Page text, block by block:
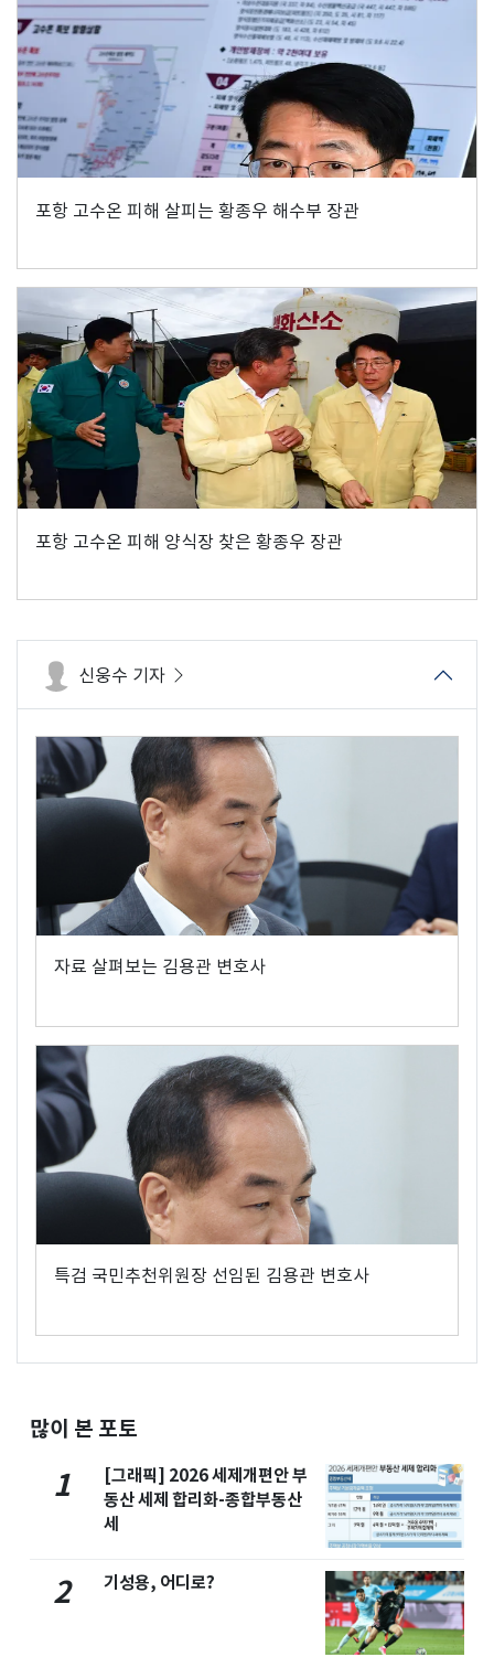
포항 고수온 피해 살피는 황종우 해수부 장관
포항 고수온 피해 양식장 찾은 황종우 장관
신웅수 기자
자료 살펴보는 김용관 변호사
특검 국민추천위원장 선임된 김용관 변호사
많이 본 포토
1
[그래픽] 2026 세제개편안 부
동산 세제 합리화-종합부동산
세
2 기성용, 어디로?